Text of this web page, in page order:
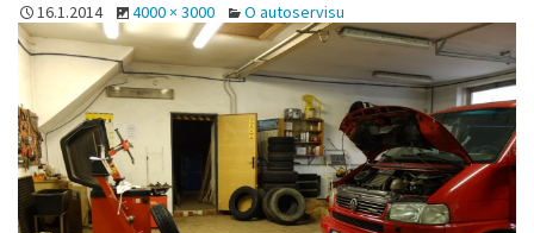
16.1.2014 4000 × 3000 O autoservisu